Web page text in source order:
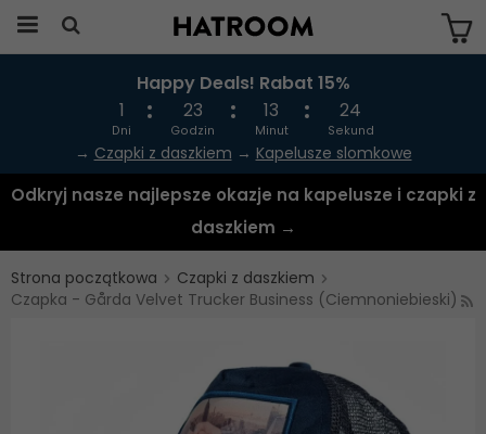
Produkten har blivit tillagd i varukorgen
Happy Deals! Rabat 15%
1
Dni
23
Godzin
13
Minut
23
Sekund
→ Czapki z daszkiem → Kapelusze slomkowe
Odkryj nasze najlepsze okazje na kapelusze i czapki z
daszkiem →
Strona początkowa
Czapki z daszkiem
Czapka - Gårda Velvet Trucker Business (Ciemnoniebieski)